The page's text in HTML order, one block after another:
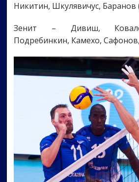
Никитин, Шкулявичус, Баранов
Зенит – Дивиш,
Подребинкин, Камехо,